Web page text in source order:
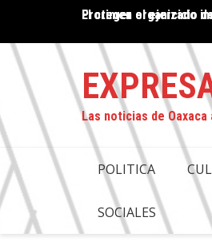
content
El crimen organizado
PROPUESTA DE
Las noticias de
POLITICA
SOCIALES